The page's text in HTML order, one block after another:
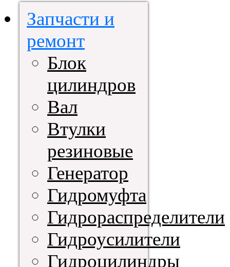
Запчасти и
ремонт
Блок
цилиндров
Вал
Втулки
резиновые
Генератор
Гидромуфта
Гидрораспределители
Гидроусилители
Гидроцилиндры